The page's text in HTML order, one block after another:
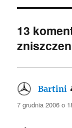
13
Bartini
7 grudnia 2006 o